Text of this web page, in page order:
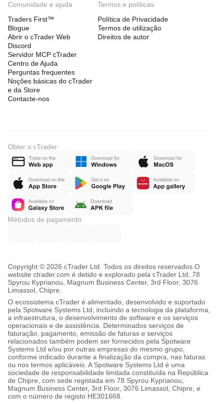
Comunidade e ajuda
Traders First™
Blogue
Abrir o cTrader Web
Discord
Servidor MCP cTrader
Centro de Ajuda
Perguntas frequentes
Noções básicas do cTrader
e da Store
Contacte-nos
Termos e políticas
Política de Privacidade
Termos de utilização
Direitos de autor
Obter o cTrader
Métodos de pagamento
Copyright © 2026 cTrader Ltd. Todos os direitos reservados. O
website ctrader.com é detido e explorado pela cTrader Ltd, 78
Spyrou Kyprianou, Magnum Business Center, 3rd Floor, 3076
Limassol, Chipre.
O ecossistema cTrader é alimentado, desenvolvido e suportado
pela Spotware Systems Ltd, incluindo a tecnologia da plataforma,
a infraestrutura, o desenvolvimento de software e os serviços
operacionais e de assistência. Determinados serviços de
faturação, pagamento, emissão de faturas e serviços
relacionados também podem ser fornecidos pela Spotware
Systems Ltd e/ou por outras empresas do mesmo grupo,
conforme indicado durante a finalização da compra, nas faturas
ou nos termos aplicáveis. A Spotware Systems Ltd é uma
sociedade de responsabilidade limitada constituída na República
de Chipre, com sede registada em 78 Spyrou Kyprianou,
Magnum Business Center, 3rd Floor, 3076 Limassol, Chipre, e
com o número de registo HE301668.